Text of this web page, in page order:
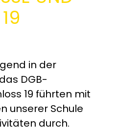
in der
DGB-
19 führten mit
unserer Schule
durch.